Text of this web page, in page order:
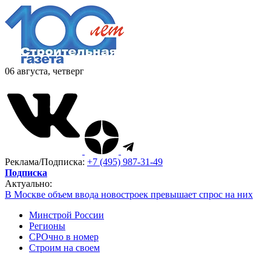
06 августа, четверг
Реклама/Подписка: +7 (495) 987-31-49
Подписка
Актуально:
В Москве объем ввода новостроек превышает спрос на них
Минстрой России
Регионы
СРОчно в номер
Строим на своем